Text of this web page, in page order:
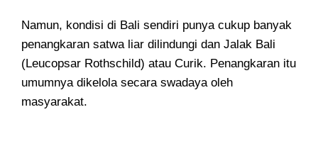
Namun, kondisi di Bali sendiri punya cukup banyak
penangkaran satwa liar dilindungi dan Jalak Bali
(Leucopsar Rothschild) atau Curik. Penangkaran itu
umumnya dikelola secara swadaya oleh
masyarakat.